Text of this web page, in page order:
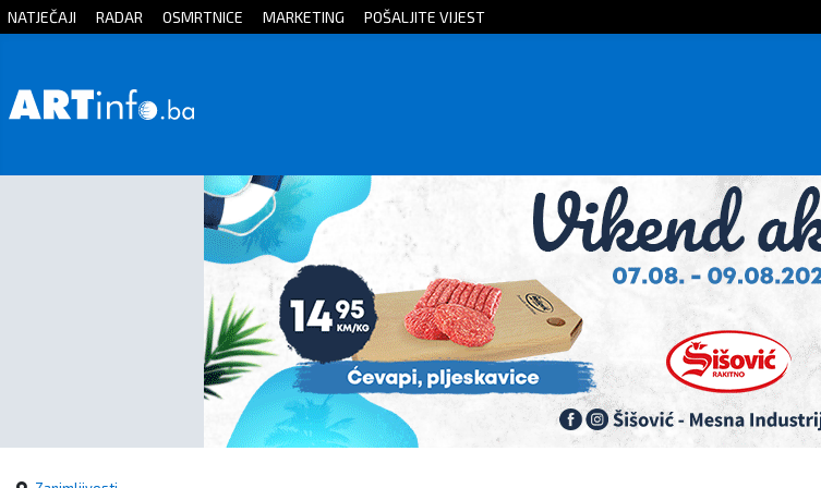
Početna
Zanimljivosti
NATJEČAJI RADAR OSMRTNICE MARKETING POŠALJITE VIJEST